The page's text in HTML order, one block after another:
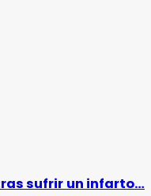
sufrir un infarto…